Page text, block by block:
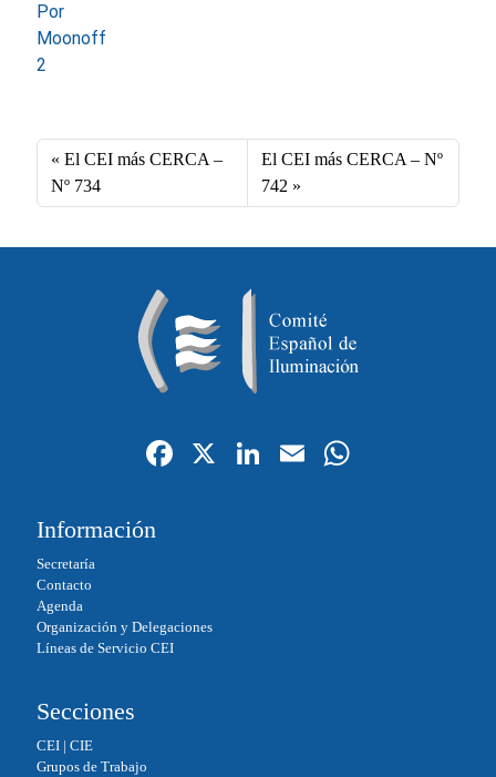
El CEI más CERCA –
Nº 734
El CEI más CERCA – Nº
742
Fa
X
Li E
Información
Secretaría
Contacto
Agenda
Organización y Delegaciones
Líneas de Servicio CEI
Secciones
CEI| CIE
Grupos de Trabajo